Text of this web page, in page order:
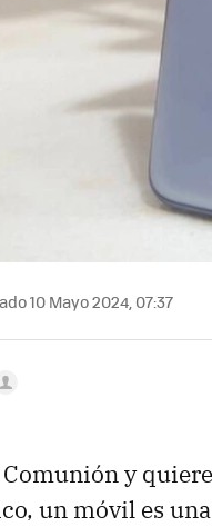
10 Mayo 2024, 07:37
Comunión y
un móvil es